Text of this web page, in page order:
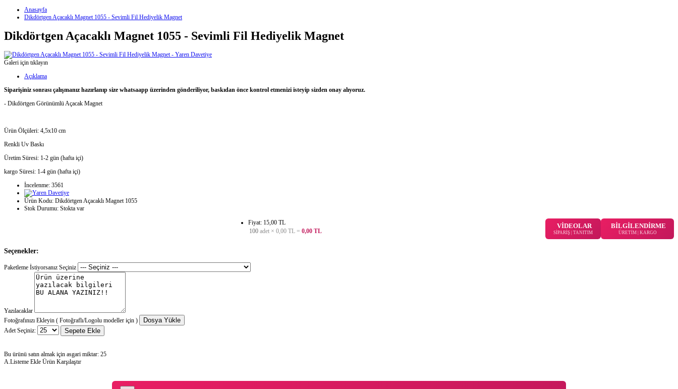
Anasayfa
Dikdörtgen Açacaklı Magnet 1055 - Sevimli Fil Hediyelik Magnet
Dikdörtgen Açacaklı Magnet 1055 - Sevimli Fil Hediyelik Magnet
Galeri için tıklayın
Açıklama
Siparişiniz sonrası çalışmanız hazırlanıp size whatsaapp üzerinden gönderiliyor, baskıdan önce kontrol etmenizi isteyip sizden onay alıyoruz.
- Dikdörtgen Görünümlü Açacak Magnet
Ürün Ölçüleri: 4,5x10 cm
Renkli Uv Baskı
Üretim Süresi: 1-2 gün (hafta içi)
kargo Süresi: 1-4 gün (hafta içi)
İncelenme: 3561
Ürün Kodu: Dikdörtgen Açacaklı Magnet 1055
Stok Durumu: Stokta var
Fiyat: 15,00 TL
100adet × 0,00 TL= 0,00 TL
VİDEOLAR
SİPARİŞ | TANITIM
BİLGİLENDİRME
ÜRETİM | KARGO
Seçenekler:
Paketleme İstiyorsanız Seçiniz
Yazılacaklar
Fotoğrafınızı Ekleyin ( Fotoğraflı/Logolu modeller için )
Dosya Yükle
Adet Seçiniz: Sepete Ekle
Bu ürünü satın almak için asgari miktar: 25
A.Listeme Ekle Ürün Karşılaştır